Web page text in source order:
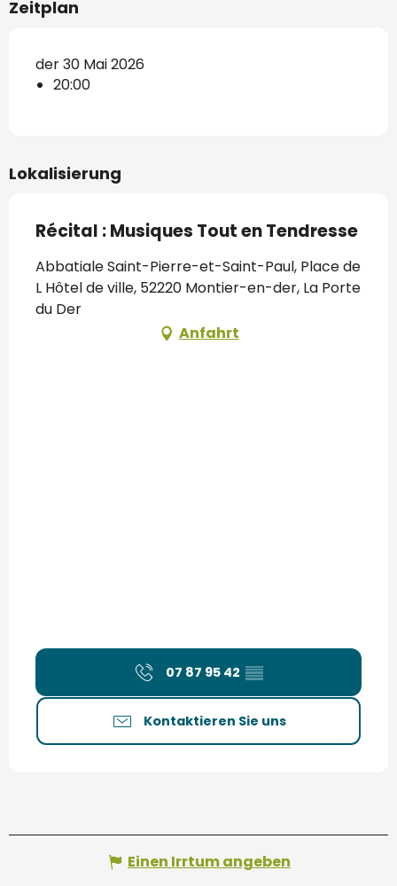
Zeitplan
der 30 Mai 2026
20:00
Lokalisierung
Récital : Musiques Tout en Tendresse
Abbatiale Saint-Pierre-et-Saint-Paul, Place de
L Hôtel de ville, 52220 Montier-en-der, La Porte
du Der
Anfahrt
07 87 95 42 ▒▒
Kontaktieren Sie uns
Einen Irrtum angeben